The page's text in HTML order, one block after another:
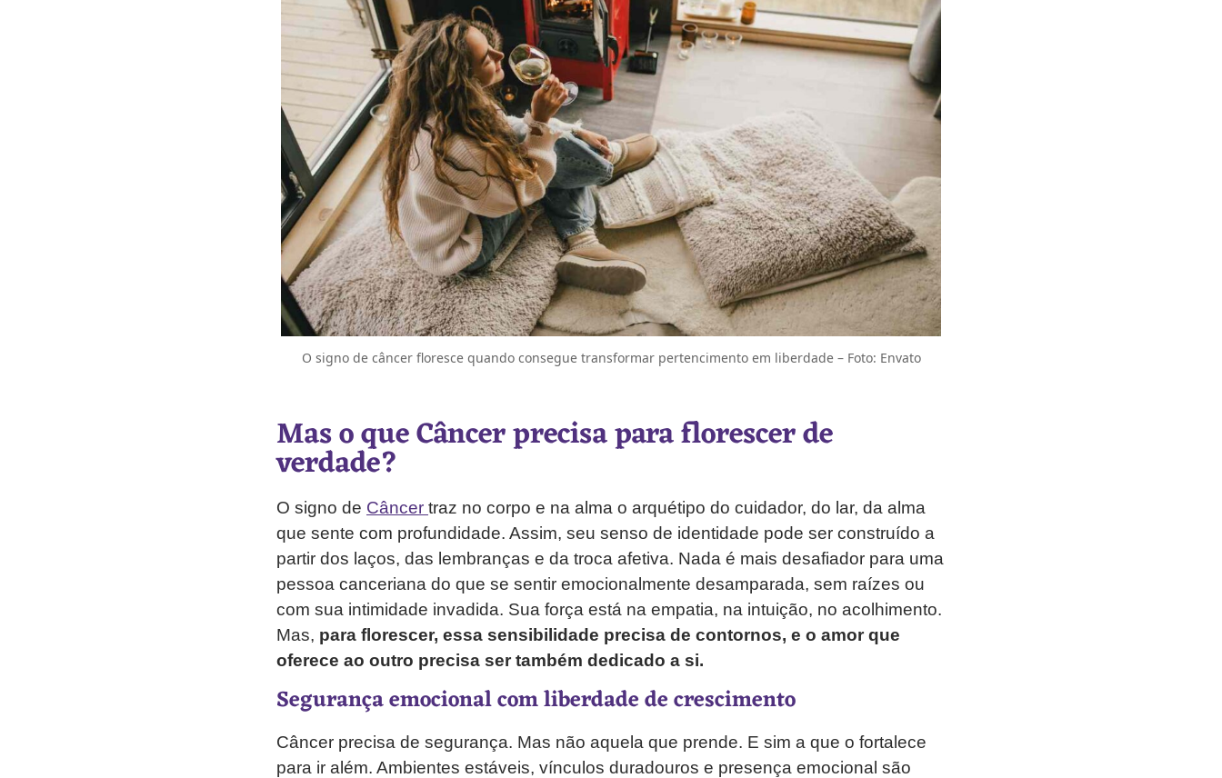
O signo de câncer floresce quando consegue transformar pertencimento em liberdade – Foto: Envato
Mas o que Câncer precisa para florescer de
verdade?
O signo de Câncer traz no corpo e na alma o arquétipo do cuidador, do lar, da alma
que sente com profundidade. Assim, seu senso de identidade pode ser construído a
partir dos laços, das lembranças e da troca afetiva. Nada é mais desafiador para uma
pessoa canceriana do que se sentir emocionalmente desamparada, sem raízes ou
com sua intimidade invadida. Sua força está na empatia, na intuição, no acolhimento.
Mas, para florescer, essa sensibilidade precisa de contornos, e o amor que
oferece ao outro precisa ser também dedicado a si.
Segurança emocional com liberdade de crescimento
Câncer precisa de segurança. Mas não aquela que prende. E sim a que o fortalece
para ir além. Ambientes estáveis, vínculos duradouros e presença emocional são